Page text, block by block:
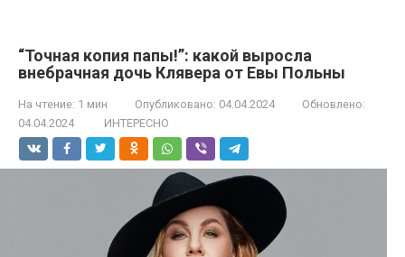
“Точная копия папы!”: какой выросла
внебрачная дочь Клявера от Евы Польны
На чтение: 1 мин Опубликовано: 04.04.2024
Обновлено:
04.04.2024
ИНТЕРЕСНО